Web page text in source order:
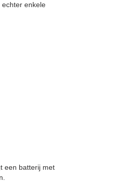
enkele
een batterij met